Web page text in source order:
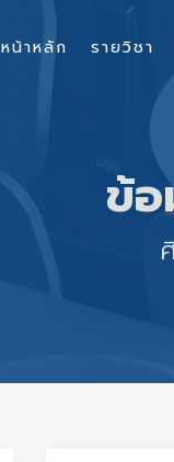
ข้อ
หน้าหลัก รายวิชา